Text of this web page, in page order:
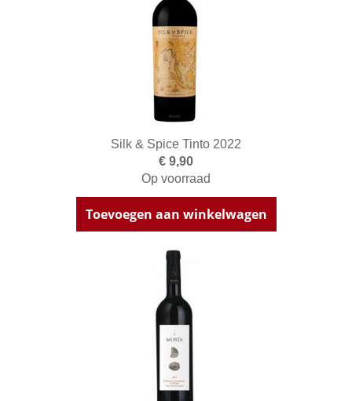
Silk & Spice Tinto 2022
€ 9,90
Op voorraad
Toevoegen aan winkelwagen